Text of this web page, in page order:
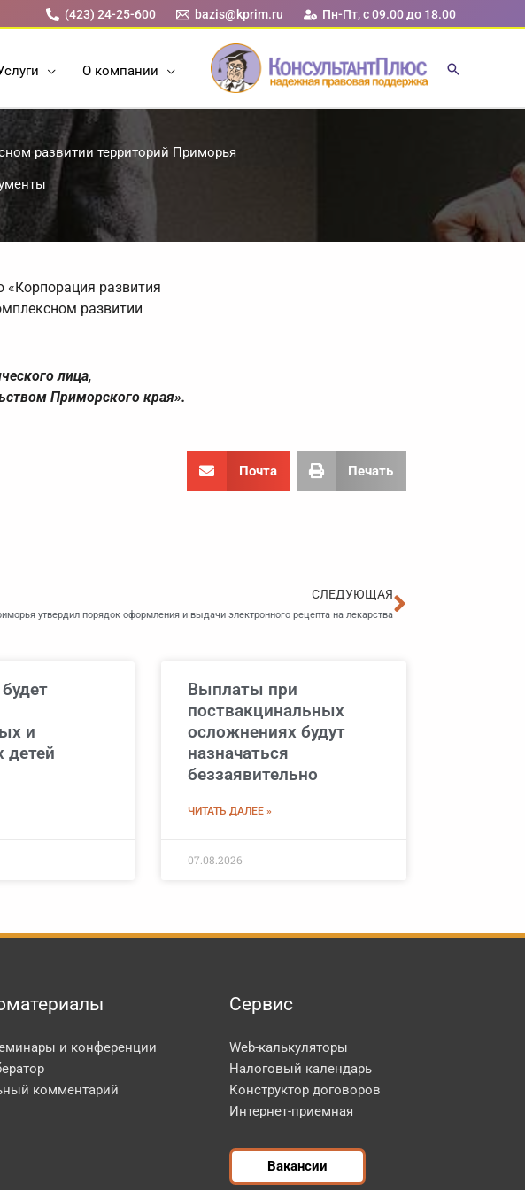
(423) 24-25-600 bazis@kprim.ru Пн-Пт, с 09.00 до 18.00
О компании
развитии территорий Приморья
«Корпорация развития
развитии
лица,
Приморского края».
Почта Печать
СЛЕДУЮЩАЯ
утвердил порядок оформления и выдачи электронного рецепта на лекарства
и
детей
Выплаты при
поствакцинальных
осложнениях будут
назначаться
беззаявительно
ЧИТАТЬ ДАЛЕЕ »
07.08.2026
и конференции
комментарий
Сервис
Web-калькуляторы
Налоговый календарь
Конструктор договоров
Интернет-приемная
Вакансии